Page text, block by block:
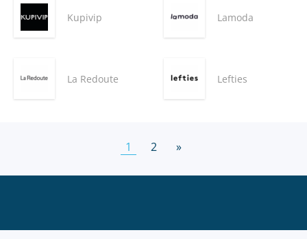
Kupivip Lamoda
La Redoute Lefties
1 2 »